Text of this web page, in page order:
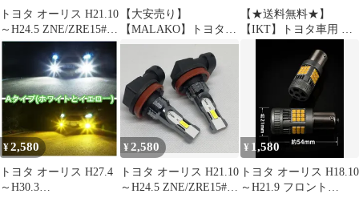
トヨタ オーリス H21.10
～H24.5 ZNE/ZRE15#系
爆光 単色 H8/H11/H16
LED フォグランプ バル
ブ 球 2個SET 特注ハイ
パワーLEDチップ搭載
ポン付け 新品 送料込み
【大安売り】
【MALAKO】トヨタ
ダイハツ キーレスキー
シリコンカバー 2ボタ
ン ヴィッツ エスティマ
カローラ パッソ オーリ
ス クルーガー ムーヴ
ミラ タント ハイゼット
アトレー ミラジーノ ブ
ーン カバー キーケース
キーカバー キーレス キ
ーホ
【★送料無料★】
【IKT】トヨタ車用 ス
バー 2ボタン ブラック/
プリウス/プリウスα/ハ
リアー/アルファード/ヴ
ェルファイア/ランドク
ルーザー/オーリス/カム
リ/クラウンアスリート/
クラウンマジェスタ/ク
ラウンロイヤル / RAV4
¥2,580
トヨタ オーリス H27.4
～H30.3
¥2,580
トヨタ オーリス H21.10
～H24.5 ZNE/ZRE15#系
¥ 1,580
トヨタ オーリス H18.10
～H21.9 フロント